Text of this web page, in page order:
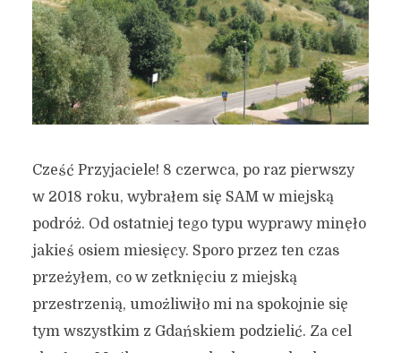
Cześć Przyjaciele! 8 czerwca, po raz pierwszy
w 2018 roku, wybrałem się SAM w miejską
podróż. Od ostatniej tego typu wyprawy minęło
jakieś osiem miesięcy. Sporo przez ten czas
przeżyłem, co w zetknięciu z miejską
przestrzenią, umożliwiło mi na spokojnie się
tym wszystkim z Gdańskiem podzielić. Za cel